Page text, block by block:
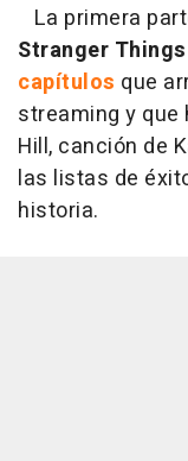
La primera
Stranger Things
capítulos que
streaming y que
Hill, canción de
las listas de
historia.